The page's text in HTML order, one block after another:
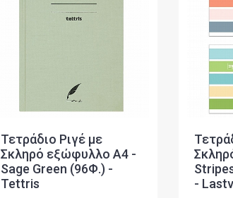
Τετράδιo Ριγέ με
Σκληρό εξώφυλλο A4 -
Sage Green (96Φ.) -
Tettris
-